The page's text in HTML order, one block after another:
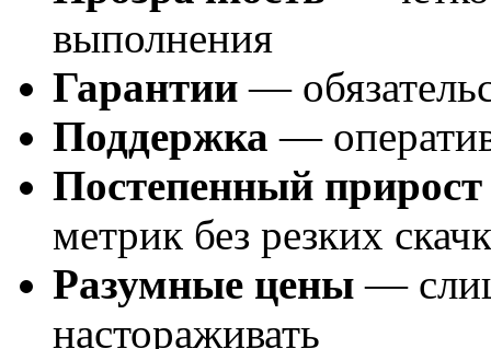
выполнения
Гарантии —
Поддержка —
Постепенный прирост
метрик без резких
Разумные цены —
настораживать